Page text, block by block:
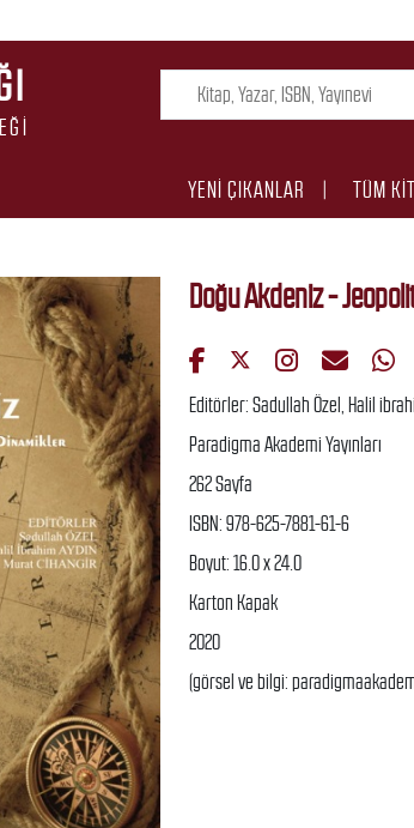
YENI ÇIKANLAR TÜM
Doğu Akdeniz -
Editörler: Sadullah Özel, Halil
Paradigma Akademi Yayınları
262 Sayfa
ISBN: 978-625-7881-61-6
Boyut: 16.0 x 24.0
Karton Kapak
2020
(görsel ve bilgi: